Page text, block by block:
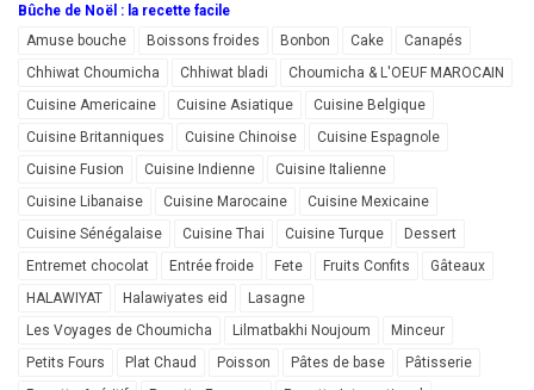
Bûche de Noël : la recette facile
Amuse bouche
Boissons froides Bonbon Cake
Canapés
Chhiwat Choumicha
Chhiwat bladi
Choumicha & L'OEUF MAROCAIN
Cuisine Americaine
Cuisine Asiatique
Cuisine Belgique
Cuisine Britanniques
Cuisine Chinoise
Cuisine Espagnole
Cuisine Fusion
Cuisine Indienne
Cuisine Italienne
Cuisine Libanaise
Cuisine Marocaine
Cuisine Mexicaine
Cuisine Sénégalaise
Cuisine Thai Cuisine Turque
Dessert
Entremet chocolat
Entrée froide Fete Fruits Confits
Gâteaux
HALAWIYAT
Halawiyates eid
Lasagne
Les Voyages de Choumicha
Lilmatbakhi Noujoum
Minceur
Petits Fours
Plat Chaud Poisson Pâtes de base
Pâtisserie